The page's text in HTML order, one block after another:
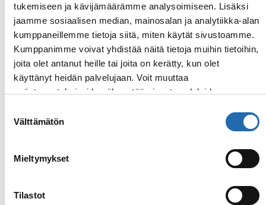
tukemiseen ja kävijämäärämme analysoimiseen. Lisäksi
jaamme sosiaalisen median, mainosalan ja analytiikka-alan
kumppaneillemme tietoja siitä, miten käytät sivustoamme.
Kumppanimme voivat yhdistää näitä tietoja muihin tietoihin,
joita olet antanut heille tai joita on kerätty, kun olet
käyttänyt heidän palvelujaan. Voit muuttaa
evästeasetuksiesi hyväksyntää sivuston alalaidassa
valinta
Välttämätön
Mieltymykset
Tilastot
Galleria